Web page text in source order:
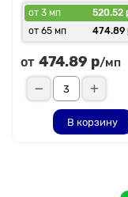
от 3 мп
520.52
от 65 мп
474.89
от 474.89 р/мп
В корзину